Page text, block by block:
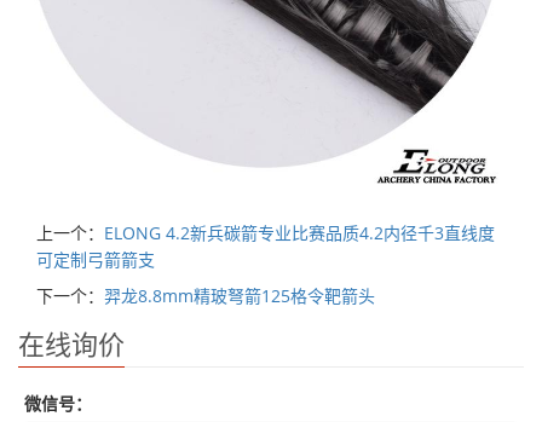
上一个： ELONG 4.2新兵碳箭专业比赛品质4.2内径千3直线度
可定制弓箭箭支
下一个： 羿龙8.8mm精玻弩箭125格令靶箭头
在线询价
微信号：